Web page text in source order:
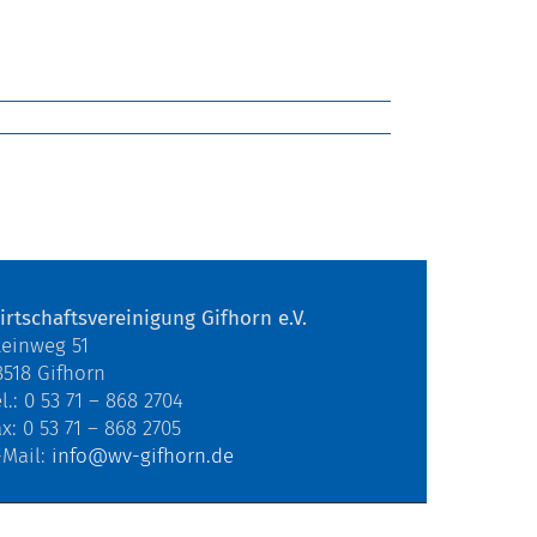
Gifhorn e.V.
51
Gifhorn
0 53 71 – 868 2704
0 53 71 – 868 2705
info@wv-gifhorn.de